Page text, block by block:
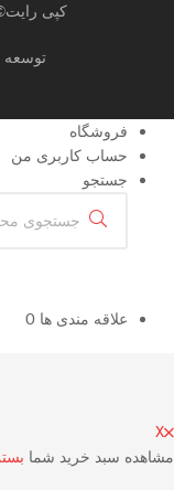
کپی رایت© 2020 همه حقوق محفوظ
توسعه
فروشگاه
حساب کاربری من
جستجو
علاقه مندی ها 0
X
مشاهده سبد خرید شما